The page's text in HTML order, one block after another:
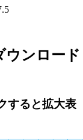
ウンロード
すると拡大表